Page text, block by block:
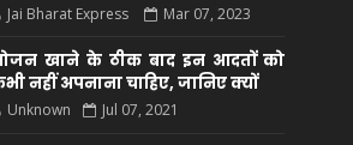
Jai Bharat Express Mar 07, 2023
खाने के ठीक बाद इन आदतों को
नहीं अपनाना चाहिए, जानिए क्यों
Unknown Jul 07, 2021